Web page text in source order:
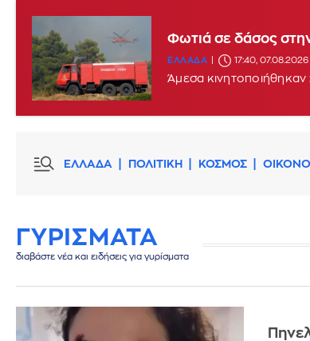
Φωτιά στο Στεφάνι
ΕΛΛΑΔΑ 16:29, 07.08.2026
Φωτιά σε δάσος
ΕΛΛΑΔΑ 17:40, 07.08.2026
Άμεσα
ΕΛΛΑΔΑ ΠΟΛΙΤΙΚΗ ΚΟΣΜΟΣ
ΓΥΡΙΣΜΑΤΑ
διαβάστε νέα και ειδήσεις για γυρίσματα